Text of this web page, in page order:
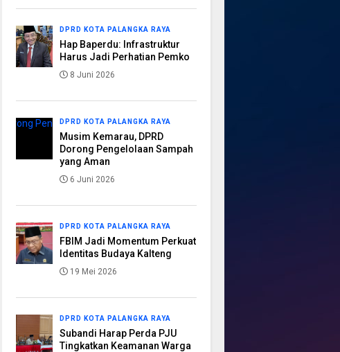
DPRD KOTA PALANGKA RAYA
Hap Baperdu: Infrastruktur
Harus Jadi Perhatian Pemko
8 Juni 2026
DPRD KOTA PALANGKA RAYA
Musim Kemarau, DPRD
Dorong Pengelolaan Sampah
yang Aman
6 Juni 2026
DPRD KOTA PALANGKA RAYA
FBIM Jadi Momentum Perkuat
Identitas Budaya Kalteng
19 Mei 2026
DPRD KOTA PALANGKA RAYA
Subandi Harap Perda PJU
Tingkatkan Keamanan Warga